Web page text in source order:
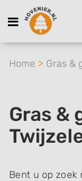
Home Gras &
Gras &
Bent u op zoek